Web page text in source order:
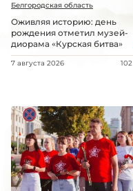
Белгородская область
Оживляя историю: день
рождения отметил музей-
диорама «Курская битва»
7 августа 2026 102